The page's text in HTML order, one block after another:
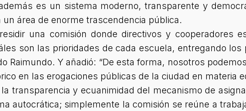
es un sistema moderno, transparente y
área de enorme trascendencia pública.
una comisión donde directivos y cooperadores
son las prioridades de cada escuela, entregando
Raimundo. Y añadió: “De esta forma, nosotros
en las erogaciones públicas de la ciudad en materia
transparencia y ecuanimidad del mecanismo de
autocrática; simplemente la comisión se reúne a